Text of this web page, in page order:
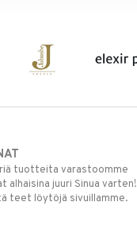
tuotteita varastoomme
alhaisina juuri Sinua varten!
teet löytöjä sivuillamme.